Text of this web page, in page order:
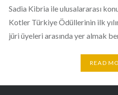
Sadia Kibria ile ulusalararası
Kotler Türkiye Ödüllerinin ilk
jüri üyeleri arasında yer almak
READ